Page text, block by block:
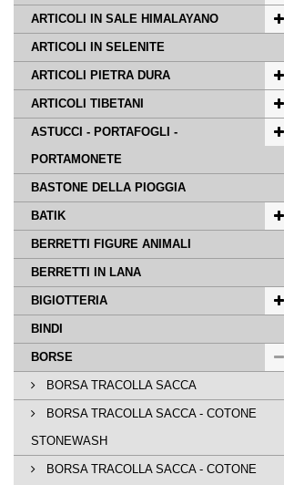
ARTICOLI IN SALE HIMALAYANO
ARTICOLI IN SELENITE
ARTICOLI PIETRA DURA
ARTICOLI TIBETANI
ASTUCCI - PORTAFOGLI -
PORTAMONETE
BASTONE DELLA PIOGGIA
BATIK
BERRETTI FIGURE ANIMALI
BERRETTI IN LANA
BIGIOTTERIA
BINDI
BORSE
BORSA TRACOLLA SACCA
BORSA TRACOLLA SACCA - COTONE
STONEWASH
BORSA TRACOLLA SACCA - COTONE